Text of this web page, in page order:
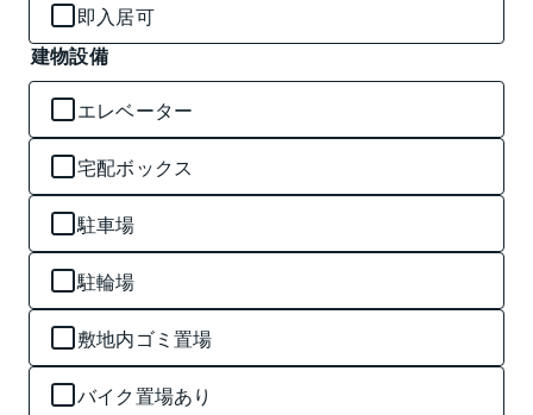
即入居可
建物設備
エレベーター
宅配ボックス
駐車場
駐輪場
敷地内ゴミ置場
バイク置場あり